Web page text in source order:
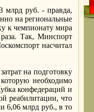
млрд руб. - правда,
на региональные
к чемпионату мира
Так, Минспорт
насчитал
на подготовку
необходимо
конфедераций и
реабилитации, что
6,06 млрд руб., в то